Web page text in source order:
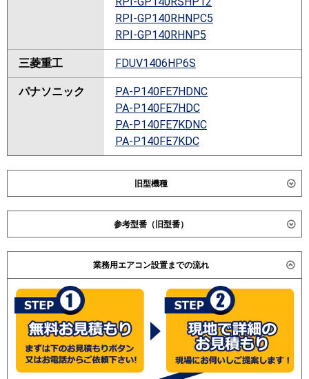
RPI-GP140RHNPC5
RPI-GP140RHNP5
三菱重工 FDUV1406HP6S
パナソニック
PA-P140FE7HDNC
PA-P140FE7HDC
PA-P140FE7KDNC
PA-P140FE7KDC
旧型機種
ダイキン
東芝
ADEB14057M
ADEB14037M
ADHB14054M
RDSB14033M
ADSB14057M
ADHB14054M-R
RDHB14031M
RDHB14031MU
RDSB14033MU
参考型番（旧型番）
三菱重工 FDUVP1404HPAG4AG / FDUVP1404HPAG4AG
/ 日立 RPI-GP140RSHPC / RPI-AP140SHP2 / RPI-
AP140HNP4 / 三菱電機 PEZX-ERMP140DK / PEZX-
ERP140DE / PEZX-HRP140DE / 東芝 ADSB14056A /
ADSB14055A / ADSB14055M / ADHB14052A /
ADHB14052M / 三菱重工 FDUVP1404HP4 / 日立 RPI-
AP140HNP4 / RPI-AP140HNP4 / 三菱電機 PEZX-
ERP140DD / PEZX-HRP140DD / 東芝 ADSB14055A /
業務用エアコン設置までの流れ